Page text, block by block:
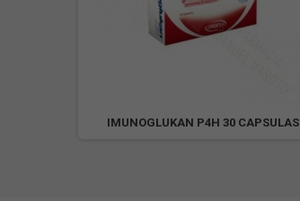
IMUNOGLUKAN P4H 30 CAPSULAS